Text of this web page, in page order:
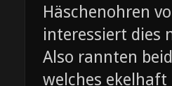
Häschenohren
interessiert dies
Also rannten
welches